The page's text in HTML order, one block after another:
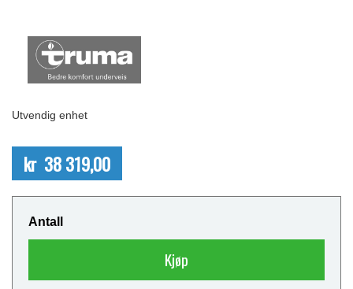
Utvendig enhet
kr 38 319,00
Antall
Kjøp